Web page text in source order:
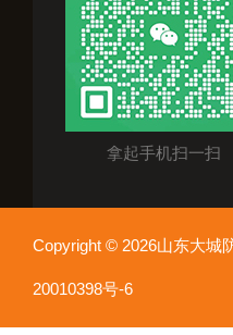
拿起手机扫一扫
Copyright © 2026山东大
20010398号-6